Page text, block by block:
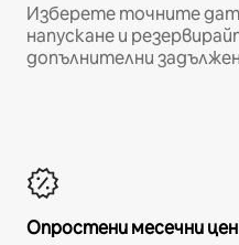
Изберете точните
напускане и
допълнителни
Опростени месечни